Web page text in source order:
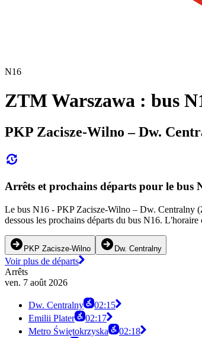
N16
ZTM Warszawa : bus
PKP Zacisze-Wilno – Dw.
Arrêts et prochains départs pour le bus
Le bus N16 - PKP Zacisze-Wilno – Dw. Centralny
dessous les prochains départs du bus N16.
PKP Zacisze-Wilno Dw. Centralny
Voir plus de départs
Arrêts
ven. 7 août 2026
Dw. Centralny
02:15
Emilii Plater
02:17
Metro Świętokrzyska
02:18